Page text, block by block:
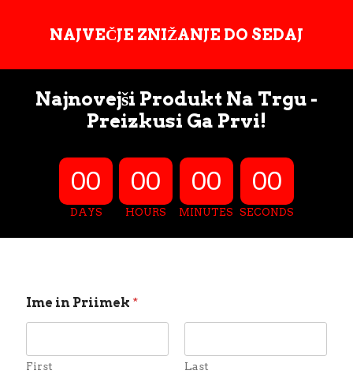
NAJVEČJE ZNIŽANJE DO SEDAJ
Najnovejši Produkt Na Trgu -
Preizkusi Ga Prvi!
00
DAYS
00
HOURS
00
MINUTES
00
SECONDS
n
T
l
e
Ime in Priimek *
First Last